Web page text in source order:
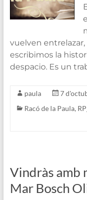
vuelven
escribimos la
despacio. Es un
paula
7
Racó de la Paula,
Vindràs amb
Mar Bosch